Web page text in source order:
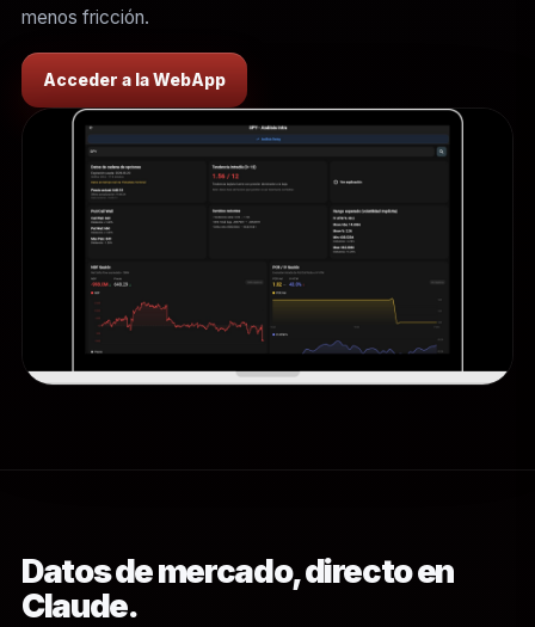
menos fricción.
Acceder a la WebApp
Datos de mercado, directo en
Claude.